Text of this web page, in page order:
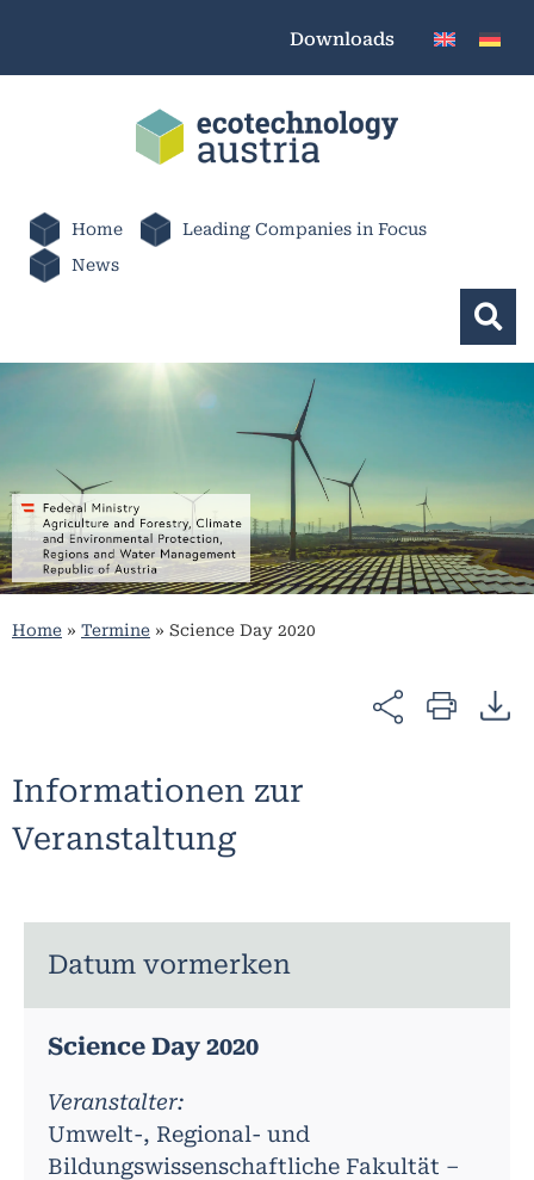
Downloads
Home
Leading Companies in Focus
News
Home » Termine » Science Day 2020
Informationen zur
Veranstaltung
Datum vormerken
Science Day 2020
Veranstalter:
Umwelt-, Regional- und
Bildungswissenschaftliche Fakultät –